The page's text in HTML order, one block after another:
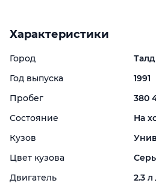
Характеристики
Город
Год выпуска
1991
Пробег
380
Состояние
На
Кузов
Цвет кузова
Двигатель
2.3 л